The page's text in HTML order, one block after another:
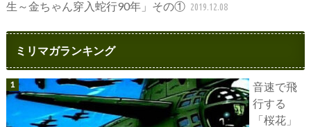
生～金ちゃん穿入蛇行90年」その① 2019.12.08
ミリマガランキング
音速で飛
行する
「桜花」